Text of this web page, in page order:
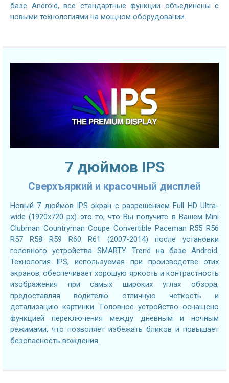
базе Android, все стандартные функции объединены с
новыми технологиями на мощном оборудовании.
7 дюймов IPS
Сверхъяркий и красочный дисплей
Новый 7 дюймов IPS экран с разрешением Full HD Ultra-
wide (1920x720 px) это то, что Вы получите в Вашем Mini
Clubman Countryman Coupe Convertible Paceman R55 R56
R57 R58 R59 R60 R61 (2007-2014) после установки
головного устройства SMARTY Trend на базе Android.
Технология IPS, используемая при производстве этих
экранов, обеспечивает хорошую яркость и контрастность
изображения при самых широких углах обзора,
предоставляя водителю отличную четкость и
детализацию картинки. Головное устройство оснащено
функцией переключения между дневным и ночным
режимами, что позволяет избежать бликов и повышает
безопасность вождения.